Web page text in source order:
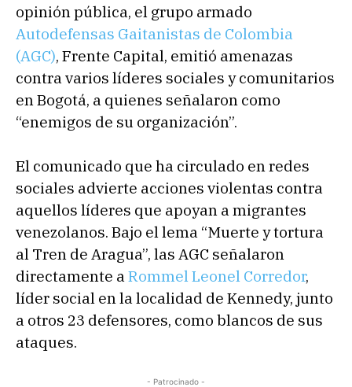
opinión pública, el grupo armado
Autodefensas Gaitanistas de Colombia
(AGC), Frente Capital, emitió amenazas
contra varios líderes sociales y comunitarios
en Bogotá, a quienes señalaron como
“enemigos de su organización”.
El comunicado que ha circulado en redes
sociales advierte acciones violentas contra
aquellos líderes que apoyan a migrantes
venezolanos. Bajo el lema “Muerte y tortura
al Tren de Aragua”, las AGC señalaron
directamente a Rommel Leonel Corredor,
líder social en la localidad de Kennedy, junto
a otros 23 defensores, como blancos de sus
ataques.
- Patrocinado -